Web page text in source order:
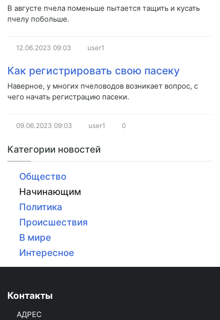
В августе пчела поменьше пытается тащить и кусать
пчелу побольше.
12.06.2023 09:03 user1
Как регистрировать свою пасеку
Наверное, у многих пчеловодов возникает вопрос, с
чего начать регистрацию пасеки.
09.06.2023 09:03 user1 0
Категории новостей
Общество
Начинающим
Политика
Происшествия
В мире
Интересное
Контакты
АДРЕС